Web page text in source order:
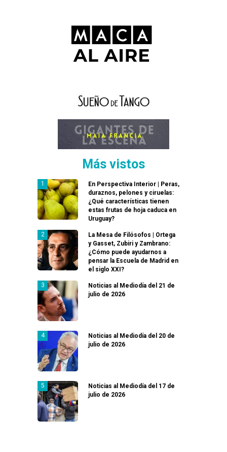
Más vistos
En Perspectiva Interior | Peras,
duraznos, pelones y ciruelas:
¿Qué características tienen
estas frutas de hoja caduca en
Uruguay?
La Mesa de Filósofos | Ortega
y Gasset, Zubiri y Zambrano:
¿Cómo puede ayudarnos a
pensar la Escuela de Madrid en
el siglo XXI?
Noticias al Mediodía del 21 de
julio de 2026
Noticias al Mediodía del 20 de
julio de 2026
Noticias al Mediodía del 17 de
julio de 2026